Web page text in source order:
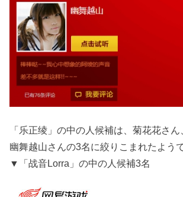
「乐正绫」の中の人候補は、菊花花さん
幽舞越山さんの3名に絞りこまれたようで
▼「战音Lorra」の中の人候補3名